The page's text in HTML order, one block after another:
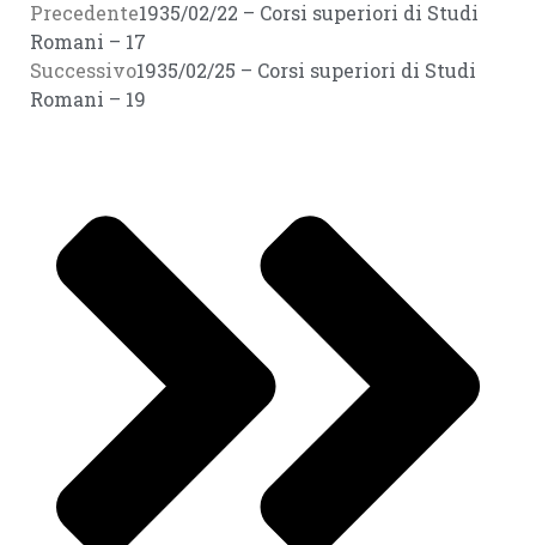
Precedente1935/02/22 – Corsi superiori di Studi
Romani – 17
Successivo1935/02/25 – Corsi superiori di Studi
Romani – 19